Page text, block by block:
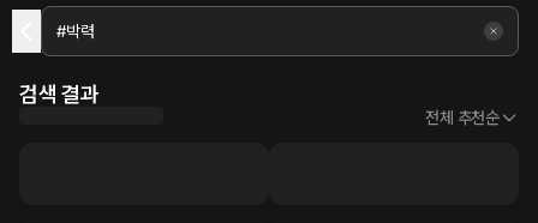
검색 결과
전체 추천순